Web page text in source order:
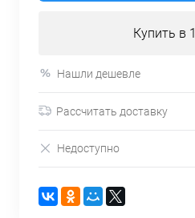
Купить в
Нашли дешевле
Рассчитать доставку
Недоступно